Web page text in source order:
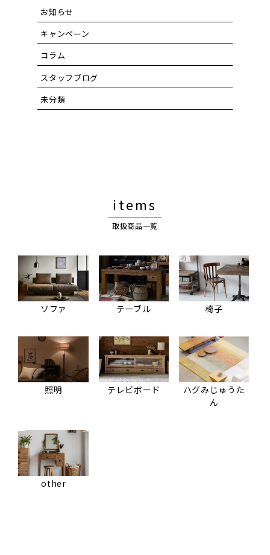
お知らせ
キャンペーン
コラム
スタッフブログ
未分類
items
取扱商品一覧
ソファ テーブル 椅子
照明 テレビボード
ハグみじゅうた
ん
other